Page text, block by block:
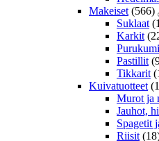
Makeiset (566)
Suklaat
Karkit
Pastillit
Tikkarit
Kuivatuotteet
Murot ja
Jauhot,
Spagetit
Riisit